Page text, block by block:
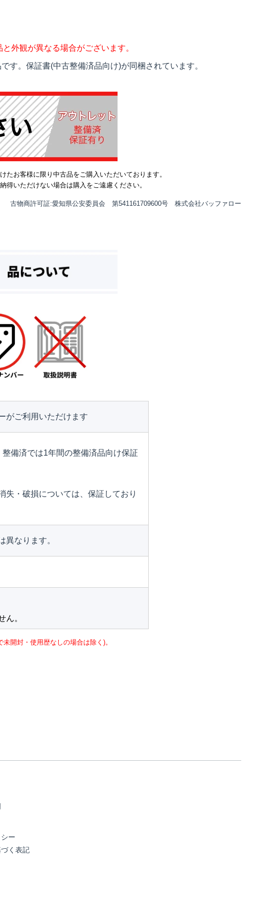
外観が異なる場合がございます。
す。保証書(中古整備済品向け)が同梱されています。
たお客様に限り中古品をご購入いただいております。
いただけない場合は購入をご遠慮ください。
古物商許可証:愛知県公安委員会 第541161709600号 株式会社バッファロー
がご利用いただけます
備済では1年間の整備済品向け保証
失・破損については、保証しており
異なります。
ん。
開封・使用歴なしの場合は除く)。
ー
く表記